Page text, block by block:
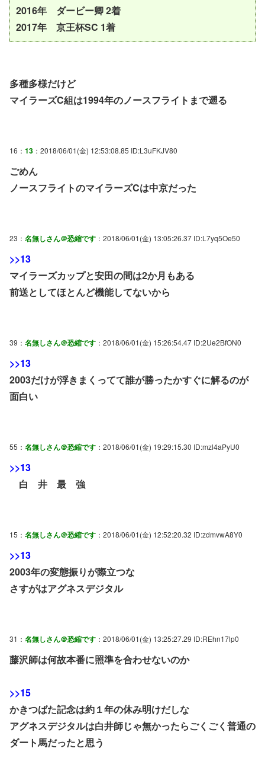
2016年 ダービー卿 2着
2017年 京王杯SC 1着
多種多様だけど
マイラーズC組は1994年のノースフライトまで遡る
16： 13 ：2018/06/01(金) 12:53:08.85 ID:L3uFKJV80
ごめん
ノースフライトのマイラーズCは中京だった
23： 名無しさん＠恐縮です ：2018/06/01(金) 13:05:26.37 ID:L7yq5Oe50
>>13
マイラーズカップと安田の間は2か月もある
前送としてほとんど機能してないから
39： 名無しさん＠恐縮です ：2018/06/01(金) 15:26:54.47 ID:2Ue2BfON0
>>13
2003だけが浮きまくってて誰が勝ったかすぐに解るのが
面白い
55： 名無しさん＠恐縮です ：2018/06/01(金) 19:29:15.30 ID:mzl4aPyU0
>>13
白 井 最 強
15： 名無しさん＠恐縮です ：2018/06/01(金) 12:52:20.32 ID:zdmvwA8Y0
>>13
2003年の変態振りが際立つな
さすがはアグネスデジタル
31： 名無しさん＠恐縮です ：2018/06/01(金) 13:25:27.29 ID:REhn17lp0
藤沢師は何故本番に照準を合わせないのか
>>15
かきつばた記念は約１年の休み明けだしな
アグネスデジタルは白井師じゃ無かったらごくごく普通の
ダート馬だったと思う